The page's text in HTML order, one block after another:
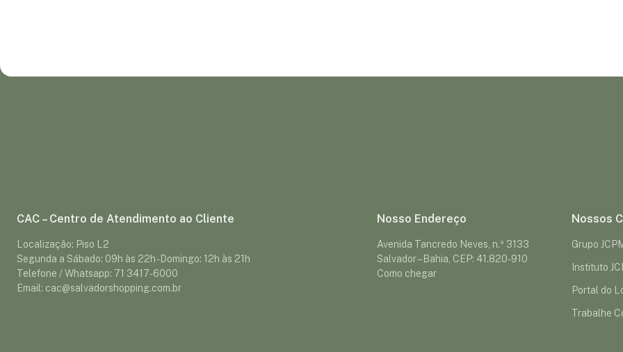
CAC – Centro de Atendimento ao Cliente
Localização: Piso L2
Segunda a Sábado: 09h às 22h - Domingo: 12h às 21h
Telefone / Whatsapp: 71 3417-6000
Email: cac@salvadorshopping.com.br
Nosso Endereço
Avenida Tancredo Neves, n.º 3133
Salvador – Bahia, CEP: 41.820-910
Como chegar
Nossos
Grupo
Instituto
Portal do
Trabalhe